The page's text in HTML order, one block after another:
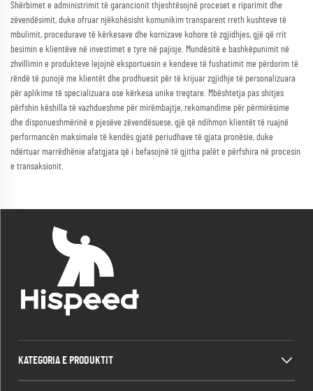
Shërbimet e administrimit të garancionit thjeshtësojnë proceset e riparimit dhe
zëvendësimit, duke ofruar njëkohësisht komunikim transparent rreth kushteve të
mbulimit, procedurave të kërkesave dhe kornizave kohore të zgjidhjes, gjë që rrit
besimin e klientëve në investimet e tyre në pajisje. Mundësitë e bashkëpunimit në
zhvillimin e produkteve lejojnë eksportuesin e kendeve të fushatimit me përdorim të
rëndë të punojë me klientët dhe prodhuesit për të krijuar zgjidhje të personalizuara
për aplikime të specializuara ose kërkesa unike tregtare. Mbështetja pas shitjes
përfshin këshilla të vazhdueshme për mirëmbajtje, rekomandime për përmirësime
dhe disponueshmërinë e pjesëve zëvendësuese, gjë që ndihmon klientët të ruajnë
performancën maksimale të kendës gjatë periudhave të gjata pronësie, duke
ndërtuar marrëdhënie afatgjata që i befasojnë të gjitha palët e përfshira në procesin
e transaksionit.
KATEGORIA E PRODUKTIT